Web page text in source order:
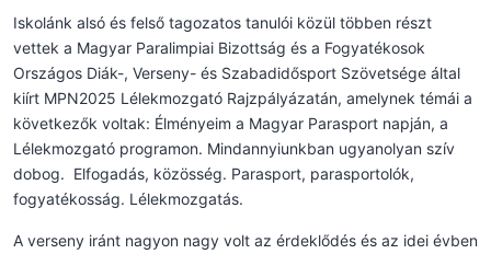
Iskolánk alsó és felső tagozatos tanulói közül többen részt
vettek a Magyar Paralimpiai Bizottság és a Fogyatékosok
Országos Diák-, Verseny- és Szabadidősport Szövetsége által
kiírt MPN2025 Lélekmozgató Rajzpályázatán, amelynek témái a
következők voltak: Élményeim a Magyar Parasport napján, a
Lélekmozgató programon. Mindannyiunkban ugyanolyan szív
dobog. Elfogadás, közösség. Parasport, parasportolók,
fogyatékosság. Lélekmozgatás.
A verseny iránt nagyon nagy volt az érdeklődés és az idei évben